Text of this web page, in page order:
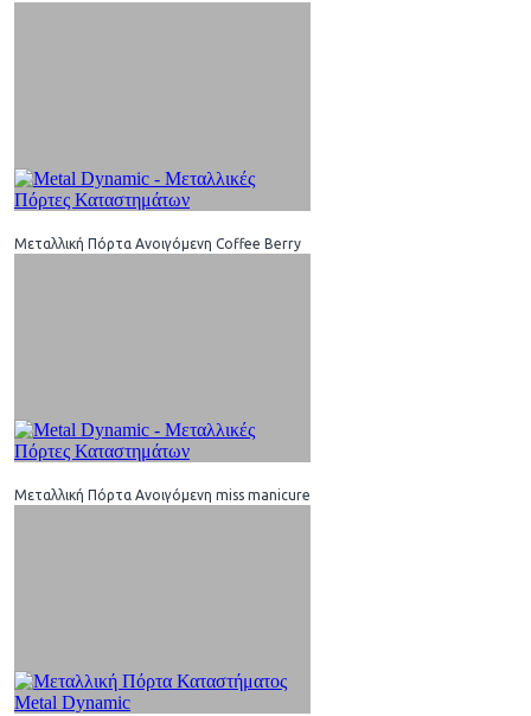
Μεταλλική Πόρτα Ανοιγόμενη Coffee Berry
Μεταλλική Πόρτα Ανοιγόμενη miss manicure